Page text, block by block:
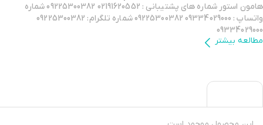
هامون استور شماره های پشتیبانی : 02191620552 09225300382 شماره
واتساپ : 09334029000 09225300382 شماره تلگرام: 09225300382
09334029000
مطالعه بیشتر